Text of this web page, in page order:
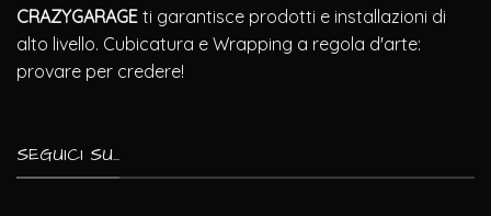
CRAZYGARAGE ti garantisce prodotti e installazioni di
alto livello. Cubicatura e Wrapping a regola d'arte:
provare per credere!
SEGUICI SU...